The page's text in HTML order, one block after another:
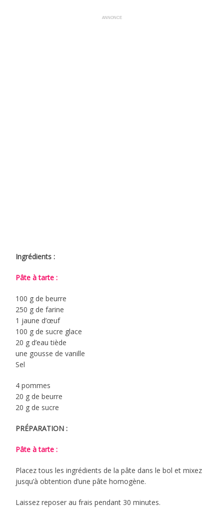
ANNONCE
Ingrédients :
Pâte à tarte :
100 g de beurre
250 g de farine
1 jaune d’œuf
100 g de sucre glace
20 g d’eau tiède
une gousse de vanille
Sel
4 pommes
20 g de beurre
20 g de sucre
PRÉPARATION :
Pâte à tarte :
Placez tous les ingrédients de la pâte dans le bol et mixez
jusqu’à obtention d’une pâte homogène.
Laissez reposer au frais pendant 30 minutes.